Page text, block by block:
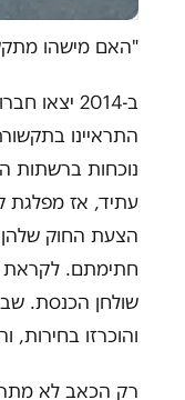
"האם מישהו
ב-2014
התראיינו
נוכחות ברשתות
עתיד, אז מפלגת
הצעת החוק שלהן
חתימתם. לקראת
שולחן הכנסת.
והוכרזו בחירות,
רק הכאב לא